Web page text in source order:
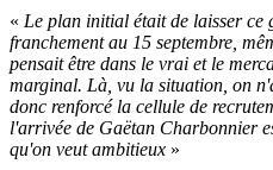
« Le plan initial était de laisser ce
franchement au 15 septembre,
pensait être dans le vrai et le
marginal. Là, vu la situation, on
donc renforcé la cellule de
l'arrivée de Gaëtan Charbonnier
qu'on veut ambitieux »